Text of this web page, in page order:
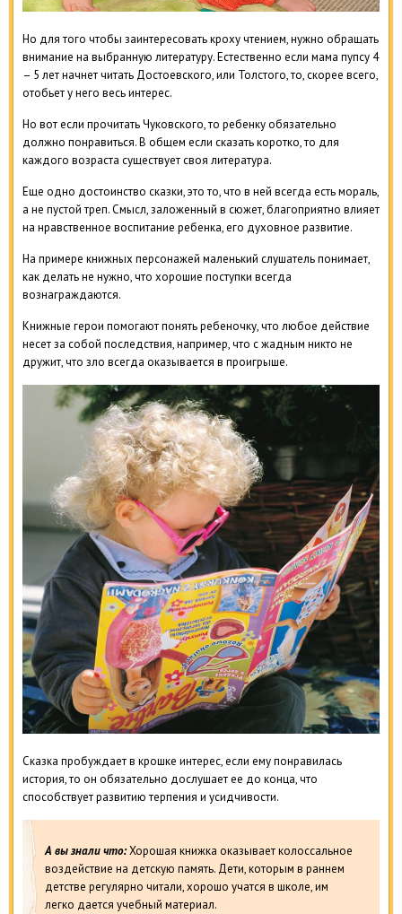
Но для того чтобы заинтересовать кроху чтением, нужно обращать
внимание на выбранную литературу. Естественно если мама пупсу 4
– 5 лет начнет читать Достоевского, или Толстого, то, скорее всего,
отобьет у него весь интерес.
Но вот если прочитать Чуковского, то ребенку обязательно
должно понравиться. В общем если сказать коротко, то для
каждого возраста существует своя литература.
Еще одно достоинство сказки, это то, что в ней всегда есть мораль,
а не пустой треп. Смысл, заложенный в сюжет, благоприятно влияет
на нравственное воспитание ребенка, его духовное развитие.
На примере книжных персонажей маленький слушатель понимает,
как делать не нужно, что хорошие поступки всегда
вознаграждаются.
Книжные герои помогают понять ребеночку, что любое действие
несет за собой последствия, например, что с жадным никто не
дружит, что зло всегда оказывается в проигрыше.
Сказка пробуждает в крошке интерес, если ему понравилась
история, то он обязательно дослушает ее до конца, что
способствует развитию терпения и усидчивости.
А вы знали что:Хорошая книжка оказывает колоссальное
воздействие на детскую память. Дети, которым в раннем
детстве регулярно читали, хорошо учатся в школе, им
легко дается учебный материал.